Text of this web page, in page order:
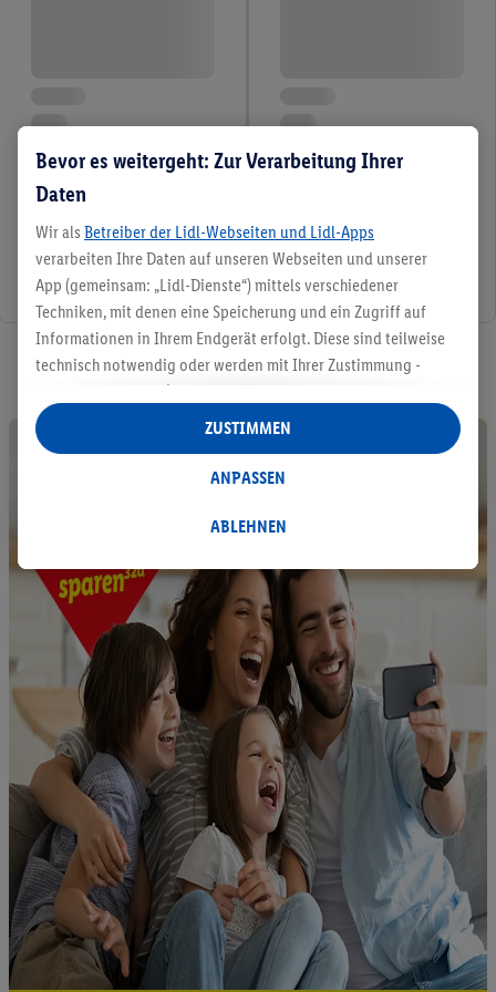
Bevor es weitergeht: Zur Verarbeitung Ihrer
Daten
Wir als Betreiber der Lidl-Webseiten und Lidl-Apps
verarbeiten Ihre Daten auf unseren Webseiten und unserer
App (gemeinsam: „Lidl-Dienste“) mittels verschiedener
Techniken, mit denen eine Speicherung und ein Zugriff auf
Informationen in Ihrem Endgerät erfolgt. Diese sind teilweise
technisch notwendig oder werden mit Ihrer Zustimmung -
auch durch Partner (u.a.
Verantwortliche; im Zusammenhang mit dem IAB TCF
insgesamt
Statistik-Erstellung oder für personalisierte Werbung
Datenverarbeitungen für personalisierte Werbung werden
Dritten die Ausspielung von Werbung außerhalb der Lidl-
Dienste über die Ihnen und Ihren Haushaltsangehörigen
zugeordneten Endgeräte zu ermöglichen. Sofern Sie
Teilnehmer des Lidl Plus-Programms sind, werden für diese
Zwecke auch Daten aus Ihrem Filial-Kaufverhalten verarbeitet.
Zudem werden einem der o.g. Partner Daten über Ihr
Kaufverhalten in den Lidl-Diensten zur Verfügung gestellt,
damit dieser als
eigenständig Verantwortlicher
den Erfolg von
Werbekampagnen seiner Auftraggeber messen kann.
Die Erstellung personalisierter Werbung basiert auf der
Generierung von auch mit Daten von anderen Diensten
angereicherten Profilen. Dies umfasst die Zusammenführung
von Daten (z.B. über Ihre Nutzung der Lidl-Dienste, Ihr
Kaufverhalten in den Lidl-Diensten, Informationen aus Ihrem
Kundenkonto - z.B. Alter oder Geschlecht - sowie Ihre genauen
Standortdaten) auch über verschiedene Endgeräte und Lidl-
ABLEHNEN
ANPASSEN
ZUSTIMMEN